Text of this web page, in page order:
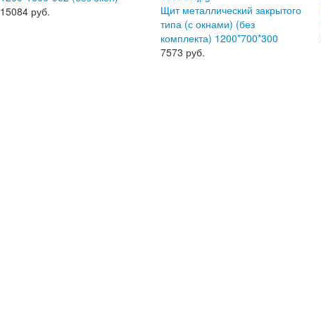
15084 руб.
Щит металлический закрытого
типа (с окнами) (без
комплекта) 1200*700*300
7573 руб.